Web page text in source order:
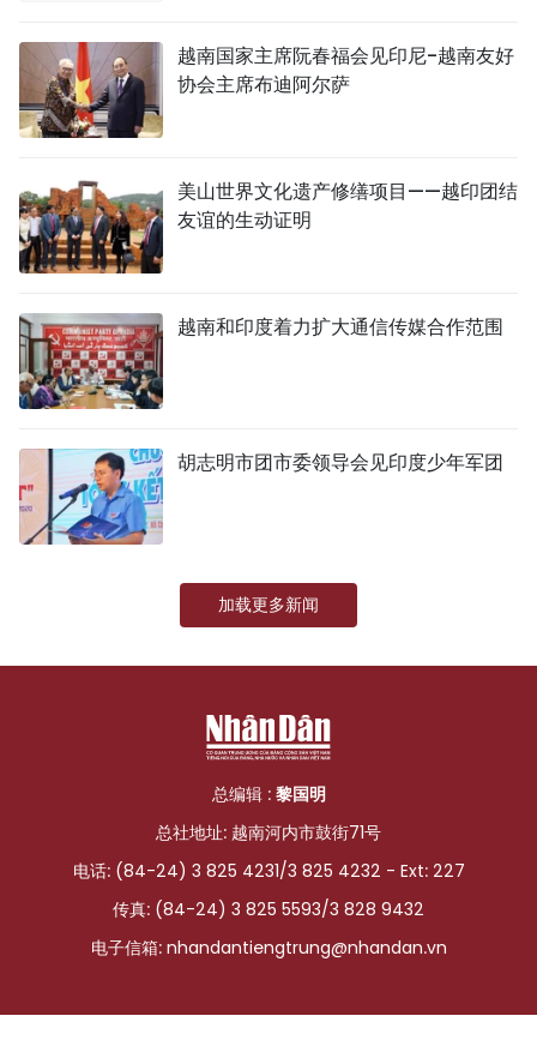
越南国家主席阮春福会见印尼-越南友好
协会主席布迪阿尔萨
美山世界文化遗产修缮项目——越印团结
友谊的生动证明
越南和印度着力扩大通信传媒合作范围
胡志明市团市委领导会见印度少年军团
加载更多新闻
总编辑 : 黎国明
总社地址: 越南河内市鼓街71号
电话: (84-24) 3 825 4231/3 825 4232 - Ext: 227
传真: (84-24) 3 825 5593/3 828 9432
电子信箱: nhandantiengtrung@nhandan.vn